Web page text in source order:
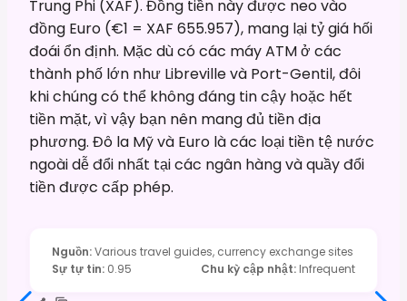
Trung Phi (XAF). Đồng tiền này được neo vào
đồng Euro (€1 = XAF 655.957), mang lại tỷ giá hối
đoái ổn định. Mặc dù có các máy ATM ở các
thành phố lớn như Libreville và Port-Gentil, đôi
khi chúng có thể không đáng tin cậy hoặc hết
tiền mặt, vì vậy bạn nên mang đủ tiền địa
phương. Đô la Mỹ và Euro là các loại tiền tệ nước
ngoài dễ đổi nhất tại các ngân hàng và quầy đổi
tiền được cấp phép.
Nguồn:Various travel guides, currency exchange sites
Sự tự tin: 0.95 Chu kỳ cập nhật: Infrequent